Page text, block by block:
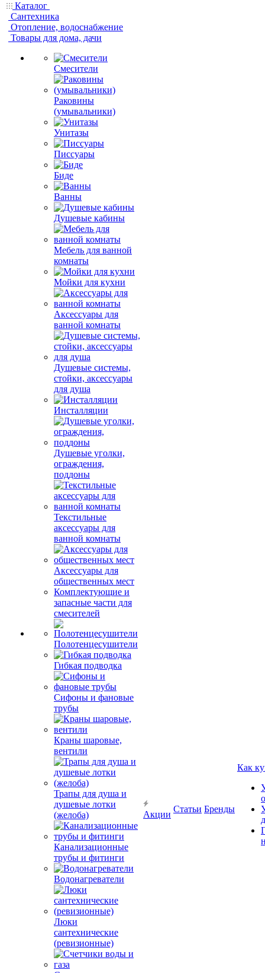
Каталог
Сантехника
Отопление, водоснабжение
Товары для дома, дачи
Смесители
Раковины
(умывальники)
Унитазы
Писсуары
Биде
Ванны
Душевые кабины
Мебель для ванной
комнаты
Мойки для кухни
Аксессуары для
ванной комнаты
Душевые системы,
стойки, аксессуары
для душа
Инсталляции
Душевые уголки,
ограждения,
поддоны
Текстильные
аксессуары для
ванной комнаты
Аксессуары для
общественных мест
Комплектующие и
запасные части для
смесителей
Полотенцесушители
Гибкая подводка
Сифоны и фановые
трубы
Краны шаровые,
вентили
Трапы для душа и
душевые лотки
(желоба)
Канализационные
трубы и фитинги
Водонагреватели
Люки
сантехнические
(ревизионные)
Акции
Статьи Бренды
Как